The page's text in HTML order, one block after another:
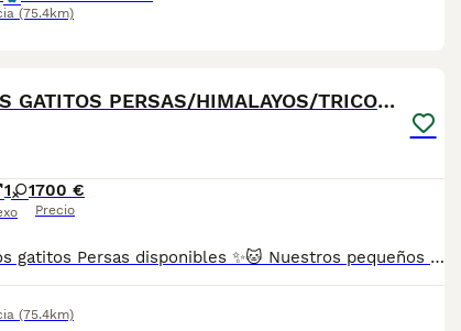
(75.4km)
PRECIOSOS GATITOS PERSAS/HIMALAYOS/TRICOLOR
1 1700 €
Precio
🐱✨ Preciosos gatitos Persas disponibles ✨🐱 Nuestros pequeños están criados con muchísimo amor en un ambiente familiar, por lo que son muy sociables, cariñosos y están acostumbrados al contacto diario. 💕 Todos nuestros gatitos están libres de enfermedades genéticas y proceden de excelentes líneas. 🎨 Disponibles en distintos colores, como: 🤍 Blue Point 🧡 Red Point 🖤 Carey 🤎 Tricolor Y otras preciosas variedades. 📸 Las fotografías del anuncio son reales de nuestros chiquitines, para que puedas ver exactamente cómo son. 📋 Se entregan con: ✅ Cartilla veterinaria. ✅ Vacunados según su edad. ✅ Desparasitados interna y externamente. ✅ Revisión veterinaria. ✅ Garantía sanitaria. 📸 Enviamos fotos y vídeos sin compromiso para que puedas conocerlos mejor. 🚗 Posibilidad de transporte a toda España. 📩 Para más información, fotos o cualquier consulta, no dudes en contactar. Estaremos encantados de ayudarte a encontrar a tu nuevo compañero de vida. ❤️
(75.4km)